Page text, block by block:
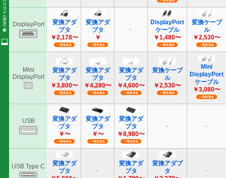
ミニD-
sub(HD)
15pin
ミニD-
sub(HD)
15pin
VGAケー
ブル
￥1,341〜
ブル
アダ
￥